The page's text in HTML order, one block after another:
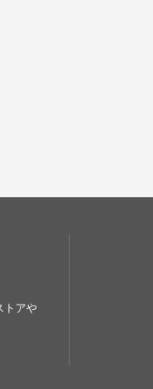
トアや